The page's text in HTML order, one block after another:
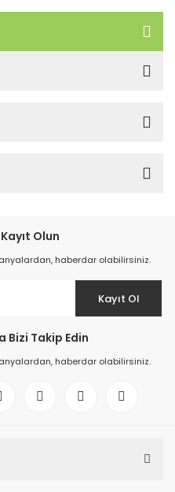
Olun
haberdar olabilirsiniz.
Kayıt Ol
Bizi Takip Edin
haberdar olabilirsiniz.